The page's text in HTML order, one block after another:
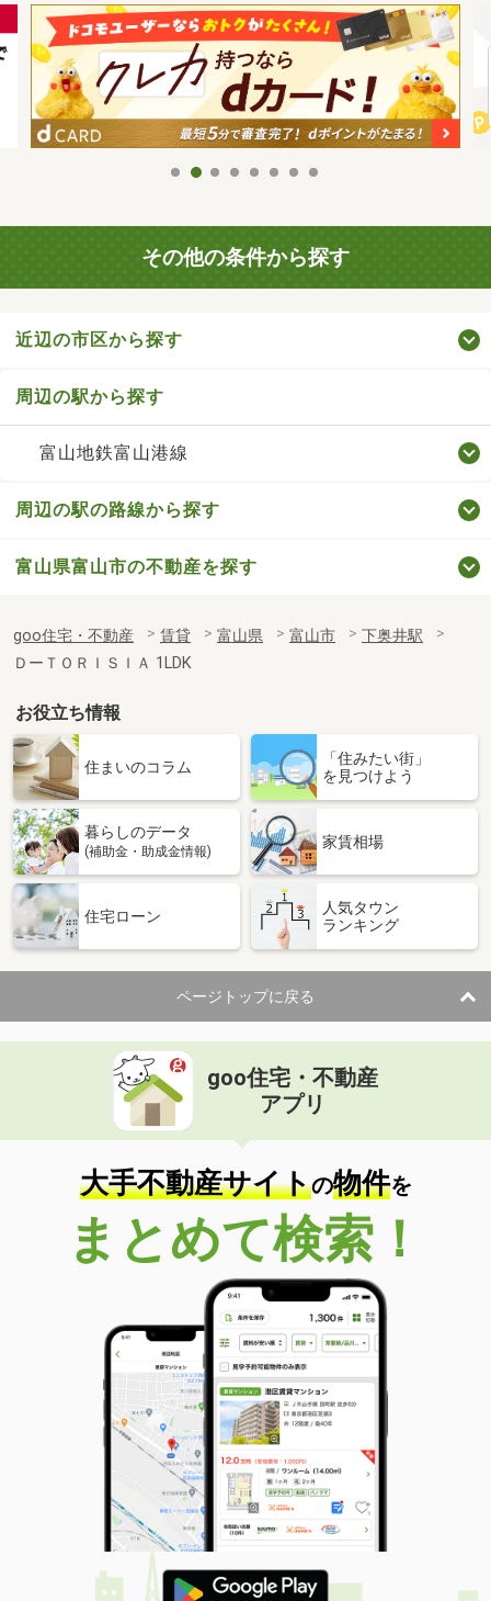
その他の条件から探す
近辺の市区から探す
周辺の駅から探す
富山地鉄富山港線
周辺の駅の路線から探す
富山県富山市の不動産を探す
goo住宅・不動産 賃貸 富山県 富山市
下奥井駅
ＤーＴＯＲＩＳＩＡ 1LDK
お役立ち情報
住まいのコラム
「住みたい街」
を見つけよう
暮らしのデータ
(補助金・助成金情報)
家賃相場
住宅ローン
人気タウン
ランキング
ページトップに戻る
goo住宅・不動産
アプリ
大手不動産サイトの物件を
まとめて検索！